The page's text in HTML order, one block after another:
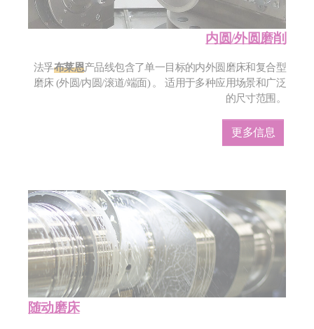
内圆/外圆磨削
法孚布莱恩产品线包含了单一目标的内外圆磨床和复合型
磨床 (外圆/内圆/滚道/端面) 。 适用于多种应用场景和广泛
的尺寸范围。
更多信息
随动磨床